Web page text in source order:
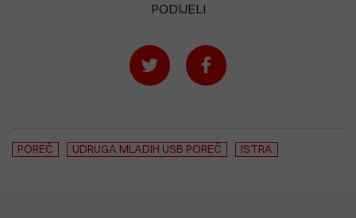
PODIJELI
POREČ UDRUGA MLADIH USB POREČ ISTRA